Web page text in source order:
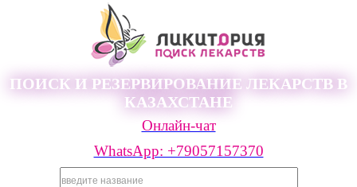
ПОИСК И РЕЗЕРВИРОВАНИЕ ЛЕКАРСТВ В
КАЗАХСТАНЕ
Онлайн-чат
WhatsApp: +79057157370